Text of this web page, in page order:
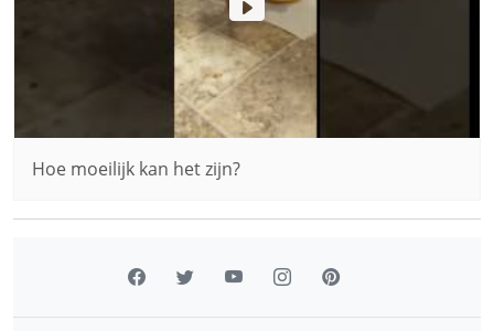
Hoe moeilijk kan het zijn?